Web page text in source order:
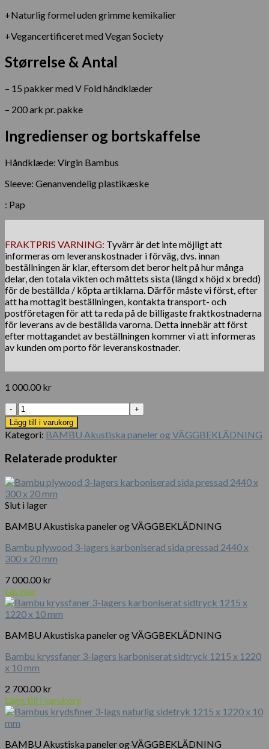
+Naturlig formel uden grimme kemikalier
+Vegancertificeret med Vegan Society
Størrelse & Antal
– 15 pakker med V Fold håndklæder
– 200 ark pr. pakke
Ingredienser og bortskaffelse
Håndklæde: Virgin Bambus
Sleeve: Genanvendelig plastikæske
: Pap
FRAKTPRIS VARNING: Tyvärr är det inte möjligt att
informeras om leveranskostnader i förväg, dvs. innan
beställningen är klar, eftersom det beror helt på hur många
delar, den totala vikten och måttets sista (längd x höjd x bredd)
för de beställda / köpta artiklarna. Därför måste vi först, efter
att ha mottagit beställningen, kontakta transport- och
postföretagen för att ta reda på de billigaste fraktkostnaderna
för leverans av de beställda varorna. Detta innebär att först
efter mottagandet av beställningen kommer vi att informeras
av kunden om porto för leveranskostnader.
1 000.00 kr
Vikbar
handduk:
Biologiskt
nedbrytbara
handdukar
som
mängd
Lägg till i varukorg
Kategori: BAMBU Akustiska paneler og VÄGGBEKLÄDNING
Relaterade produkter
Slut i lager
BAMBU Akustiska paneler og VÄGGBEKLÄDNING
Bambu plywood 3-lagers karboniserad sida pressad 2440 x
300 x 20 mm
7 000.00 kr
Läs mer
BAMBU Akustiska paneler og VÄGGBEKLÄDNING
Bambu kryssfaner 3-lagers karboniserat sidtryck 1215 x 1220
x 10 mm
2 700.00 kr
Lägg till i varukorg
BAMBU Akustiska paneler og VÄGGBEKLÄDNING